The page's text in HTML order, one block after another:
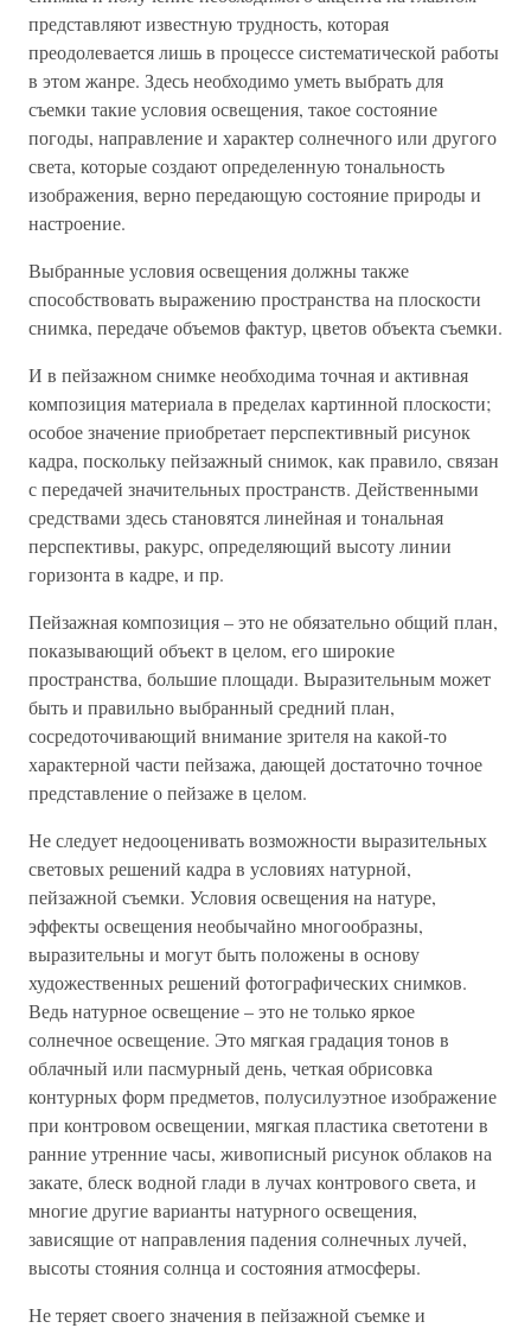
представляют известную трудность, которая
преодолевается лишь в процессе систематической работы
в этом жанре. Здесь необходимо уметь выбрать для
съемки такие условия освещения, такое состояние
погоды, направление и характер солнечного или другого
света, которые создают определенную тональность
изображения, верно передающую состояние природы и
настроение.
Выбранные условия освещения должны также
способствовать выражению пространства на плоскости
снимка, передаче объемов фактур, цветов объекта съемки.
И в пейзажном снимке необходима точная и активная
композиция материала в пределах картинной плоскости;
особое значение приобретает перспективный рисунок
кадра, поскольку пейзажный снимок, как правило, связан
с передачей значительных пространств. Действенными
средствами здесь становятся линейная и тональная
перспективы, ракурс, определяющий высоту линии
горизонта в кадре, и пр.
Пейзажная композиция – это не обязательно общий план,
показывающий объект в целом, его широкие
пространства, большие площади. Выразительным может
быть и правильно выбранный средний план,
сосредоточивающий внимание зрителя на какой-то
характерной части пейзажа, дающей достаточно точное
представление о пейзаже в целом.
Не следует недооценивать возможности выразительных
световых решений кадра в условиях натурной,
пейзажной съемки. Условия освещения на натуре,
эффекты освещения необычайно многообразны,
выразительны и могут быть положены в основу
художественных решений фотографических снимков.
Ведь натурное освещение – это не только яркое
солнечное освещение. Это мягкая градация тонов в
облачный или пасмурный день, четкая обрисовка
контурных форм предметов, полусилуэтное изображение
при контровом освещении, мягкая пластика светотени в
ранние утренние часы, живописный рисунок облаков на
закате, блеск водной глади в лучах контрового света, и
многие другие варианты натурного освещения,
зависящие от направления падения солнечных лучей,
высоты стояния солнца и состояния атмосферы.
Не теряет своего значения в пейзажной съемке и